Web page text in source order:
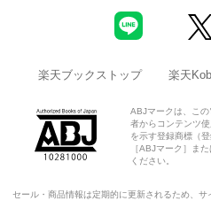
楽天ブックストップ 楽天
ABJマークは、こ
者からコンテンツ
を示す登録商標（
［ABJマーク］ま
ください。
セール・商品情報は定期的に更新されるため、